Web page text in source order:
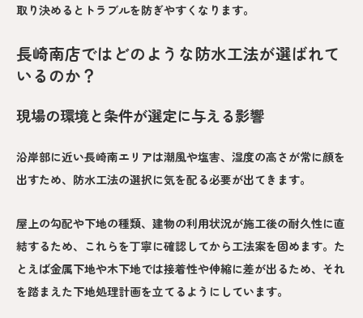
取り決めるとトラブルを防ぎやすくなります。
長崎南店ではどのような防水工法が選ばれて
いるのか？
現場の環境と条件が選定に与える影響
沿岸部に近い長崎南エリアは潮風や塩害、湿度の高さが常に顔を
出すため、防水工法の選択に気を配る必要が出てきます。
屋上の勾配や下地の種類、建物の利用状況が施工後の耐久性に直
結するため、これらを丁寧に確認してから工法案を固めます。た
とえば金属下地や木下地では接着性や伸縮に差が出るため、それ
を踏まえた下地処理計画を立てるようにしています。